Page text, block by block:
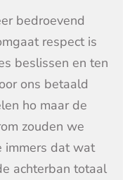
bedroevend
respect is
beslissen en ten
ons betaald
ho maar de
zouden we
immers dat wat
achterban totaal